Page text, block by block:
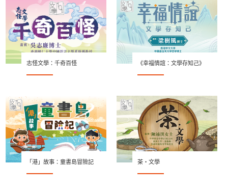
志怪文學：千奇百怪 《幸福情誼：文學存知己》
「港」故事：童書島冒險記 茶‧文學